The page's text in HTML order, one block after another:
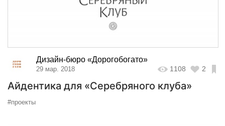
Дизайн-бюро «Дорогобогато»
29 мар. 2018 1108 2
Айдентика для «Серебряного клуба»
#проекты